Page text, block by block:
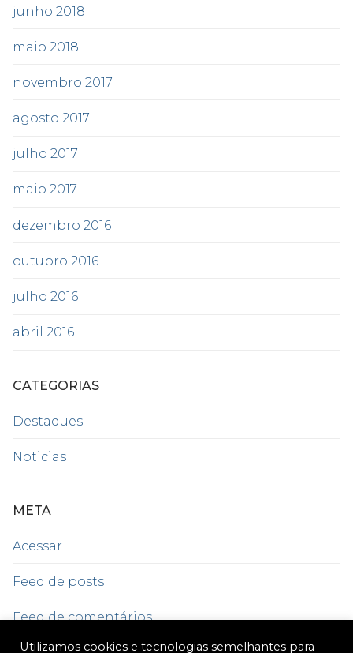
junho 2018
maio 2018
novembro 2017
agosto 2017
julho 2017
maio 2017
dezembro 2016
outubro 2016
julho 2016
abril 2016
CATEGORIAS
Destaques
Noticias
META
Acessar
Feed de posts
Feed de comentários
Utilizamos cookies e tecnologias semelhantes para